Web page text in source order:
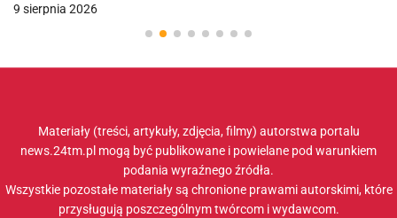
9 sierpnia 2026
Materiały (treści, artykuły, zdjęcia, filmy) autorstwa portalu
news.24tm.pl mogą być publikowane i powielane pod warunkiem
podania wyraźnego źródła.
Wszystkie pozostałe materiały są chronione prawami autorskimi, które
przysługują poszczególnym twórcom i wydawcom.